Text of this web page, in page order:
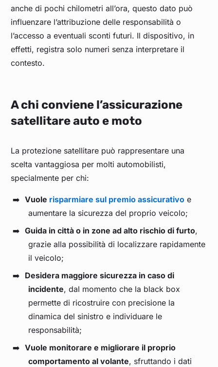
anche di pochi chilometri all’ora, questo dato può
influenzare l’attribuzione delle responsabilità o
l’accesso a eventuali sconti futuri. Il dispositivo, in
effetti, registra solo numeri senza interpretare il
contesto.
A chi conviene l’assicurazione
satellitare auto e moto
La protezione satellitare può rappresentare una
scelta vantaggiosa per molti automobilisti,
specialmente per chi:
Vuole risparmiare sul premio assicurativo e
aumentare la sicurezza del proprio veicolo;
Guida in città o in zone ad alto rischio di furto,
grazie alla possibilità di localizzare rapidamente
il veicolo;
Desidera maggiore sicurezza in caso di
incidente, dal momento che la black box
permette di ricostruire con precisione la
dinamica del sinistro e individuare le
responsabilità;
Vuole monitorare e migliorare il proprio
comportamento al volante, sfruttando i dati